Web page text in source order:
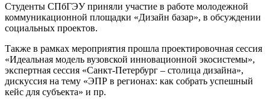
Студенты СПбГЭУ приняли участие в работе молодежной
коммуникационной площадки «Дизайн базар», в обсуждении
социальных проектов.
Также в рамках мероприятия прошла проектировочная сессия
«Идеальная модель вузовской инновационной экосистемы»,
экспертная сессия «Санкт-Петербург – столица дизайна»,
дискуссия на тему «ЭПР в регионах: как собрать успешный
кейс для субъекта» и пр.